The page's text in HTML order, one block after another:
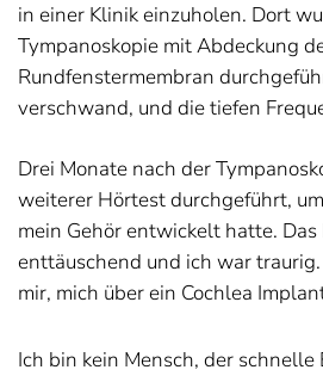
in einer Klinik einzuholen. Dort
Tympanoskopie mit Abdeckung
Rundfenstermembran
verschwand, und die tiefen
Drei Monate nach der
weiterer Hörtest durchgeführt,
mein Gehör entwickelt hatte.
enttäuschend und ich war
mir, mich über ein Cochlea
Ich bin kein Mensch, der